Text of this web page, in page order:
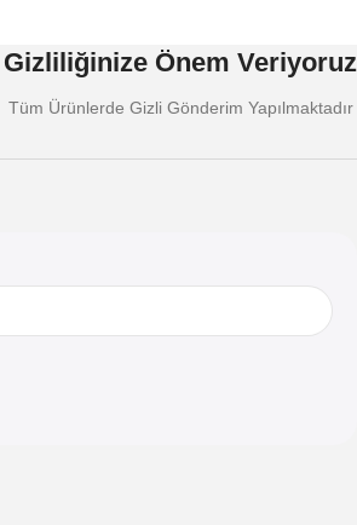
Gizliliğinize Önem Veriyoruz
Tüm Ürünlerde Gizli Gönderim Yapılmaktadır